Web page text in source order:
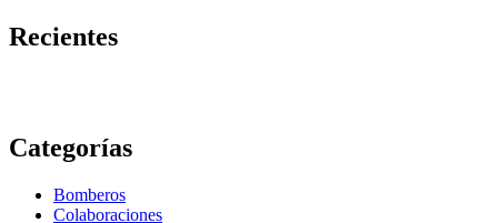
Recientes
Categorías
Bomberos
Colaboraciones